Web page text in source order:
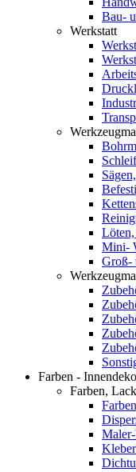
Bau-
Werkstatt
Mini-
Groß-
Farben -
Farben,